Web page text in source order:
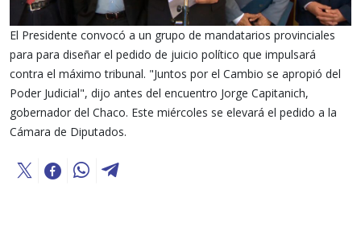
El Presidente convocó a un grupo de mandatarios provinciales
para para diseñar el pedido de juicio político que impulsará
contra el máximo tribunal. "Juntos por el Cambio se apropió del
Poder Judicial", dijo antes del encuentro Jorge Capitanich,
gobernador del Chaco. Este miércoles se elevará el pedido a la
Cámara de Diputados.